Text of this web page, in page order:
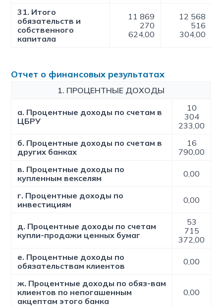
31. Итого
обязательств и
собственного
капитала
11 869
270
624,00
12 568
516
304,00
Отчет о финансовых результатах
1. ПРОЦЕНТНЫЕ ДОХОДЫ
a. Процентные доходы по счетам в
ЦБРУ
10
304
233,00
б. Процентные доходы по счетам в
других банках
16
790,00
в. Процентные доходы по
купленным векселям
0,00
г. Процентные доходы по
инвестициям
0,00
д. Процентные доходы по счетам
купли-продажи ценных бумаг
53
715
372,00
е. Процентные доходы по
обязательствам клиентов
0,00
ж. Процентные доходы по обяз-вам
клиентов по непогашенным
акцептам этого банка
0,00